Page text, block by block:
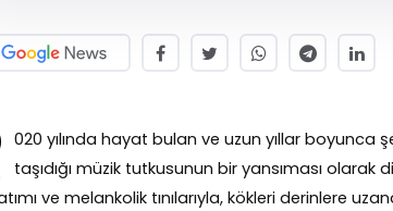
020 yılında hayat bulan ve uzun yıllar boyunca
taşıdığı müzik tutkusunun bir yansıması
ve melankolik tınılarıyla, kökleri derinlere